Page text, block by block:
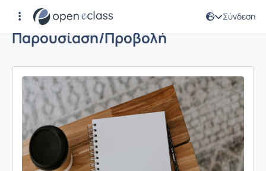
Σύνδεση
Παρουσίαση/Προβολή